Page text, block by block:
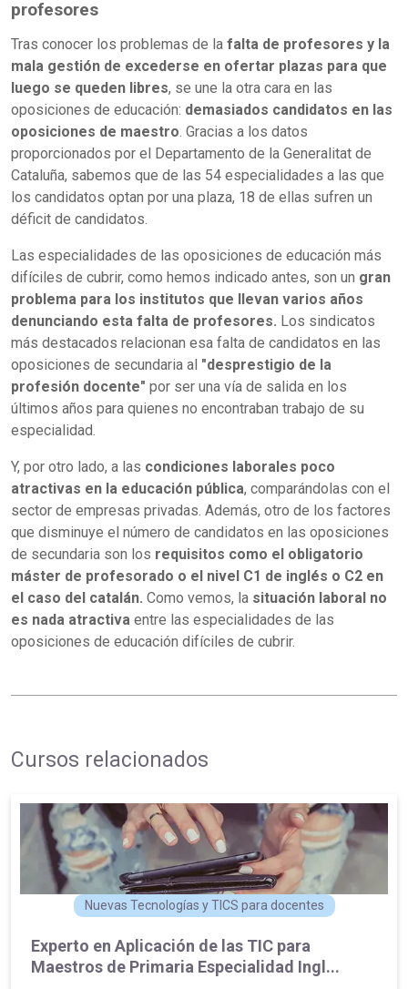
profesores
Tras conocer los problemas de la falta de profesores y la
mala gestión de excederse en ofertar plazas para que
luego se queden libres, se une la otra cara en las
oposiciones de educación: demasiados candidatos en las
oposiciones de maestro. Gracias a los datos
proporcionados por el Departamento de la Generalitat de
Cataluña, sabemos que de las 54 especialidades a las que
los candidatos optan por una plaza, 18 de ellas sufren un
déficit de candidatos.
Las especialidades de las oposiciones de educación más
difíciles de cubrir, como hemos indicado antes, son un gran
problema para los institutos que llevan varios años
denunciando esta falta de profesores. Los sindicatos
más destacados relacionan esa falta de candidatos en las
oposiciones de secundaria al "desprestigio de la
profesión docente" por ser una vía de salida en los
últimos años para quienes no encontraban trabajo de su
especialidad.
Y, por otro lado, a las condiciones laborales poco
atractivas en la educación pública, comparándolas con el
sector de empresas privadas. Además, otro de los factores
que disminuye el número de candidatos en las oposiciones
de secundaria son los requisitos como el obligatorio
máster de profesorado o el nivel C1 de inglés o C2 en
el caso del catalán. Como vemos, la situación laboral no
es nada atractiva entre las especialidades de las
oposiciones de educación difíciles de cubrir.
Cursos relacionados
Nuevas Tecnologías y TICS para docentes
Experto en Aplicación de las TIC para
Maestros de Primaria Especialidad Ingl...